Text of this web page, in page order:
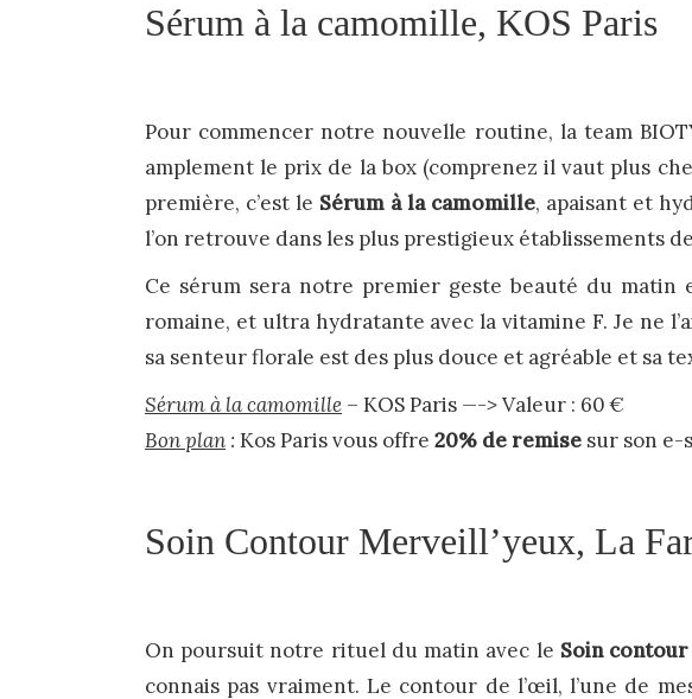
Sérum à la camomille, KOS Paris
Pour commencer notre nouvelle routine, la team
amplement le prix de la box (comprenez il vaut plus
première, c’est le Sérum à la camomille, apaisant et
l’on retrouve dans les plus prestigieux établissements
Ce sérum sera notre premier geste beauté du matin
romaine, et ultra hydratante avec la vitamine F. Je ne
sa senteur florale est des plus douce et agréable et sa
Sérum à la camomille – KOS Paris —->Valeur : 60 €
Bon plan : Kos Paris vous offre 20% de remise sur son e-
Soin Contour Merveill’yeux, La
On poursuit notre rituel du matin avec le Soin
connais pas vraiment. Le contour de l’œil, l’une de